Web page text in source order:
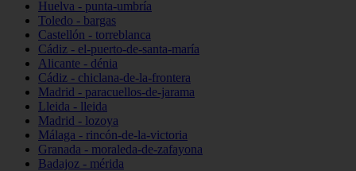
Huelva - punta-umbría
Toledo - bargas
Castellón - torreblanca
Cádiz - el-puerto-de-santa-maría
Alicante - dénia
Cádiz - chiclana-de-la-frontera
Madrid - paracuellos-de-jarama
Lleida - lleida
Madrid - lozoya
Málaga - rincón-de-la-victoria
Granada - moraleda-de-zafayona
Badajoz - mérida